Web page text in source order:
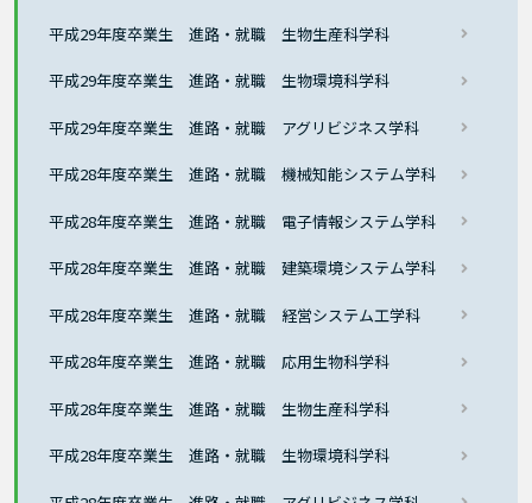
平成29年度卒業生 進路・就職 生物生産科学科
平成29年度卒業生 進路・就職 生物環境科学科
平成29年度卒業生 進路・就職 アグリビジネス学科
平成28年度卒業生 進路・就職 機械知能システム学科
平成28年度卒業生 進路・就職 電子情報システム学科
平成28年度卒業生 進路・就職 建築環境システム学科
平成28年度卒業生 進路・就職 経営システム工学科
平成28年度卒業生 進路・就職 応用生物科学科
平成28年度卒業生 進路・就職 生物生産科学科
平成28年度卒業生 進路・就職 生物環境科学科